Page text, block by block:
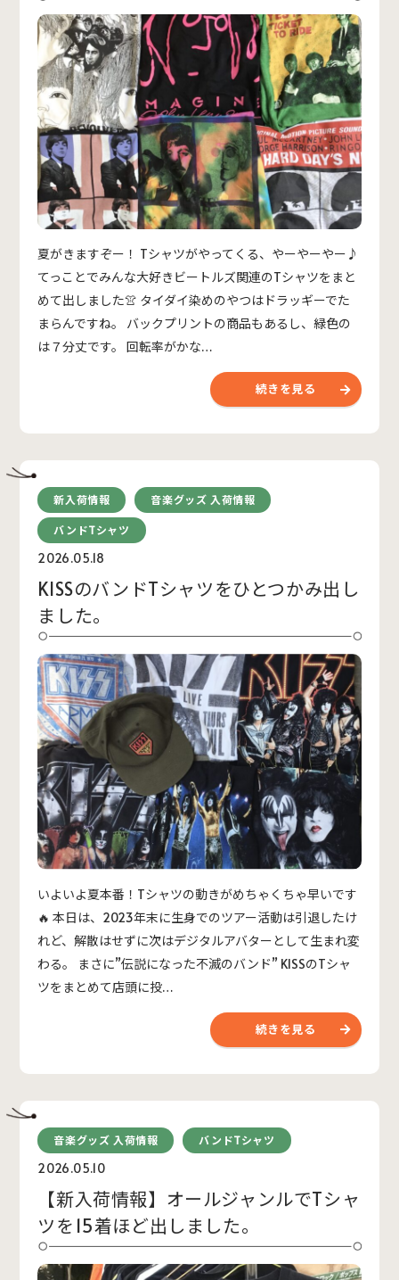
夏がきますぞー！ Tシャツがやってくる、やーやーやー♪
てっことでみんな大好きビートルズ関連のTシャツをまと
めて出しました👚 タイダイ染めのやつはドラッギーでた
まらんですね。 バックプリントの商品もあるし、緑色の
は７分丈です。 回転率がかな…
続きを見る
新入荷情報 音楽グッズ 入荷情報
バンドTシャツ
2026.05.18
KISSのバンドTシャツをひとつかみ出し
ました。
いよいよ夏本番！Tシャツの動きがめちゃくちゃ早いです
🔥 本日は、2023年末に生身でのツアー活動は引退したけ
れど、解散はせずに次はデジタルアバターとして生まれ変
わる。 まさに”伝説になった不滅のバンド” KISSのTシャ
ツをまとめて店頭に投…
続きを見る
音楽グッズ 入荷情報 バンドTシャツ
2026.05.10
【新入荷情報】オールジャンルでTシャ
ツを15着ほど出しました。